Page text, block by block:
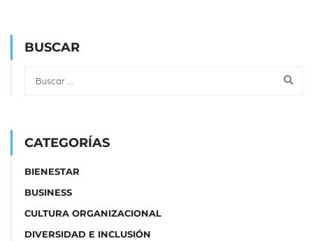
BUSCAR
CATEGORÍAS
BIENESTAR
BUSINESS
CULTURA ORGANIZACIONAL
DIVERSIDAD E INCLUSIÓN